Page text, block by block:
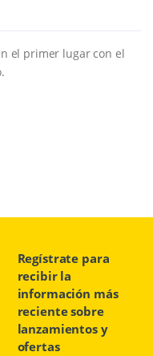
el primer lugar con el
Regístrate para
recibir la
información más
reciente sobre
lanzamientos y
ofertas